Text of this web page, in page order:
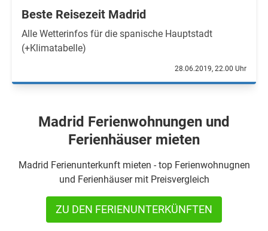
Beste Reisezeit Madrid
Alle Wetterinfos für die spanische Hauptstadt
(+Klimatabelle)
28.06.2019, 22.00 Uhr
Madrid Ferienwohnungen und
Ferienhäuser mieten
Madrid Ferienunterkunft mieten - top Ferienwohnugnen
und Ferienhäuser mit Preisvergleich
ZU DEN FERIENUNTERKÜNFTEN